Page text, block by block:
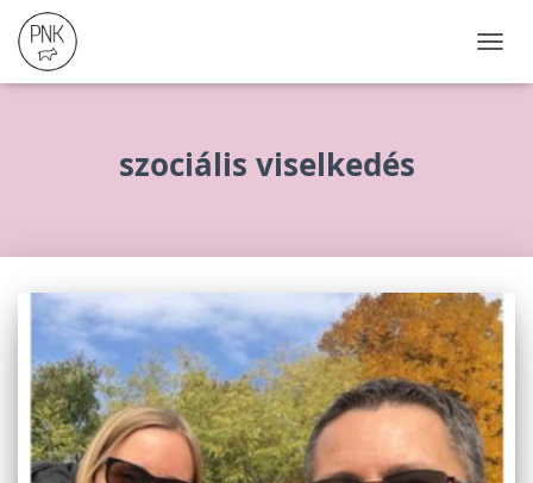
szociális viselkedés